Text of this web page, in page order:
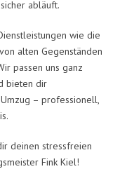
abläuft.
wie die
alten Gegenständen
passen uns ganz
bieten dir
– professionell,
deinen stressfreien
Fink Kiel!